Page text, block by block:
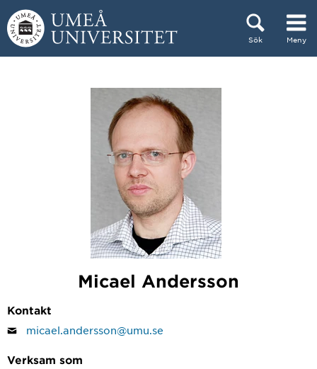
Hoppa direkt till innehållet
Sök Meny
Micael Andersson
Kontakt
micael.andersson@umu.se
Verksam som